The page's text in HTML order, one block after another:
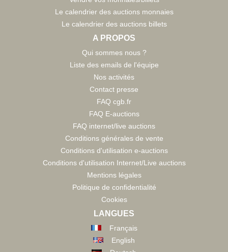
Le calendrier des auctions monnaies
Le calendrier des auctions billets
A PROPOS
Qui sommes nous ?
Liste des emails de l'équipe
Nos activités
Contact presse
FAQ cgb.fr
FAQ E-auctions
FAQ internet/live auctions
Conditions générales de vente
Conditions d'utilisation e-auctions
Conditions d'utilisation Internet/Live auctions
Mentions légales
Politique de confidentialité
Cookies
LANGUES
Français
English